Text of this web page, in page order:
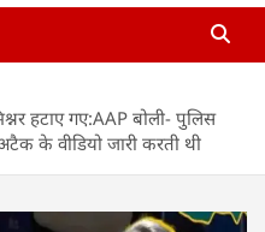
हटाए गए:AAP बोली- पुलिस
के वीडियो जारी करती थी